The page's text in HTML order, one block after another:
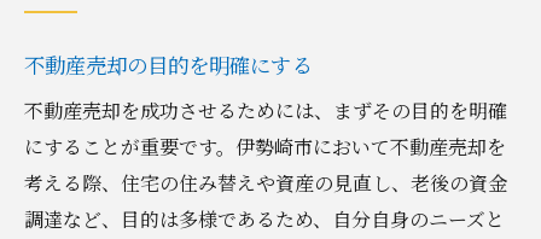
を解説
地域の特徴を活かすための分析手法
伊勢崎市の人気エリアを理解する
競合物件との差別化ポイント
地元のネットワークを活用する
市場ニーズに応じた販売計画
不動産売却の目的を明確にする
不動産売却を成功させるためには、まずその目的を明確
にすることが重要です。伊勢崎市において不動産売却を
考える際、住宅の住み替えや資産の見直し、老後の資金
調達など、目的は多様であるため、自分自身のニーズと